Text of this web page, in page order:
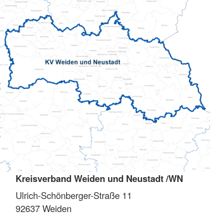
Kreisverband Weiden und Neustadt /WN
Ulrich-Schönberger-Straße 11
92637Weiden